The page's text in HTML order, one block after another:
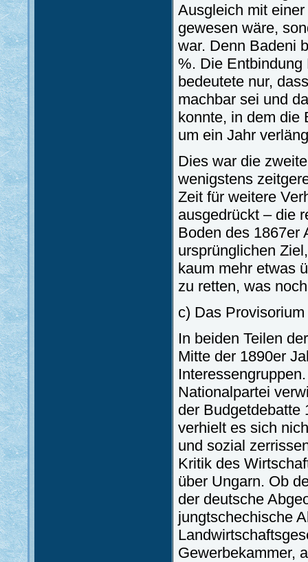
Ausgleich mit
gewesen wäre,
war. Denn Badeni
%. Die Entbindung
bedeutete nur,
machbar sei und
konnte, in dem die
um ein Jahr
Dies war die
wenigstens
Zeit für weitere
ausgedrückt – die
Boden des 1867er
ursprünglichen
kaum mehr etwas
zu retten, was
c) Das
In beiden Teilen
Mitte der 1890er
Nationalpartei
der Budgetdebatte
verhielt es sich
und sozial
Kritik des
über Ungarn. Ob
der deutsche
jungtschechische
Gewerbekammer,